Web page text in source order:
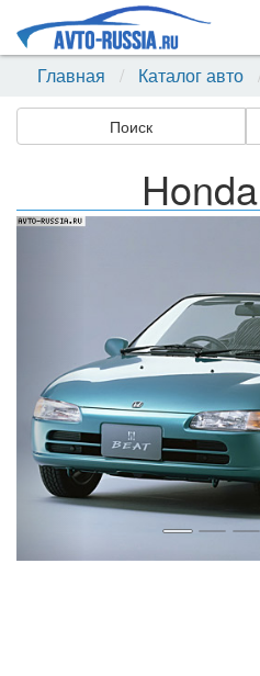
Главная
Каталог авто
Поиск
Назад